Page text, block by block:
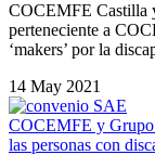
COCEMFE Castilla
perteneciente a
‘makers’ por la
14 May 2021
COCEMFE y Grupo
las personas con